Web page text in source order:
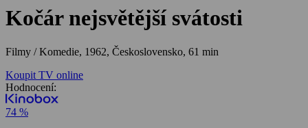
Kočár nejsvětější svátosti
Filmy / Komedie, 1962, Československo, 61 min
Koupit TV online
Hodnocení:
74 %